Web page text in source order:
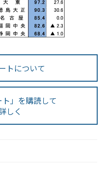
トについて
ト」を購読して
しく